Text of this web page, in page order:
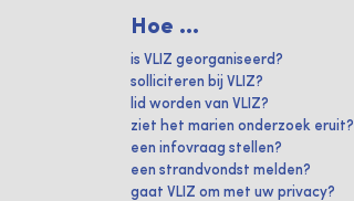
Hoe ...
is VLIZ georganiseerd?
solliciteren bij VLIZ?
lid worden van VLIZ?
ziet het marien onderzoek eruit?
een infovraag stellen?
een strandvondst melden?
gaat VLIZ om met uw privacy?